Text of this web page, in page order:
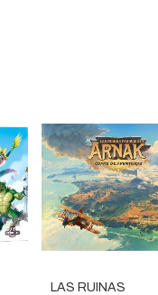
LAS RUINAS